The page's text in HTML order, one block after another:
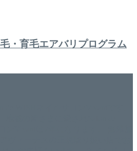
・育毛エアバリプログラム